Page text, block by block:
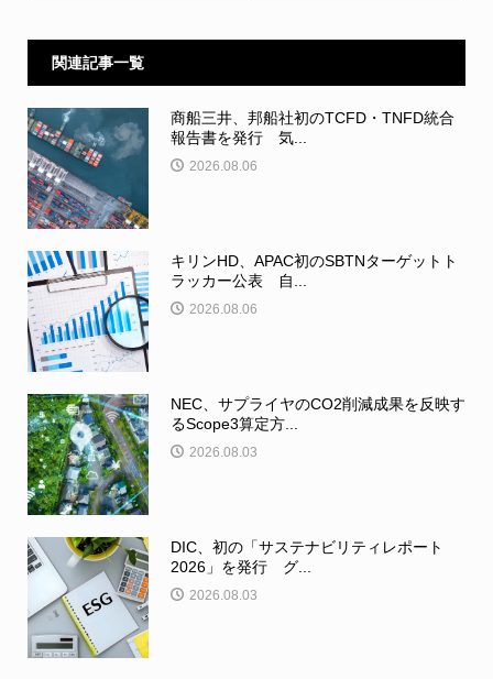
関連記事一覧
商船三井、邦船社初のTCFD・TNFD統合
報告書を発行 気...
2026.08.06
キリンHD、APAC初のSBTNターゲットト
ラッカー公表 自...
2026.08.06
NEC、サプライヤのCO2削減成果を反映す
るScope3算定方...
2026.08.03
DIC、初の「サステナビリティレポート
2026」を発行 グ...
2026.08.03